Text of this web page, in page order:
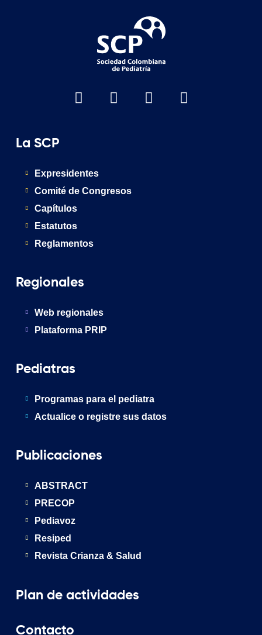
La SCP
Expresidentes
Comité de Congresos
Capítulos
Estatutos
Reglamentos
Regionales
Web regionales
Plataforma PRIP
Pediatras
Programas para el pediatra
Actualice o registre sus datos
Publicaciones
ABSTRACT
PRECOP
Pediavoz
Resiped
Revista Crianza & Salud
Plan de actividades
Contacto